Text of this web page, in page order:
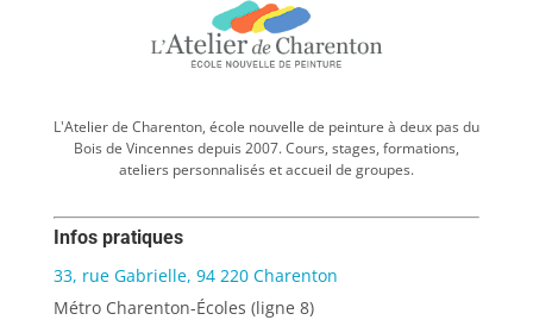
L'Atelier de Charenton, école nouvelle de peinture à deux pas du
Bois de Vincennes depuis 2007. Cours, stages, formations,
ateliers personnalisés et accueil de groupes.
Infos pratiques
33, rue Gabrielle, 94 220 Charenton
Métro Charenton-Écoles (ligne 8)